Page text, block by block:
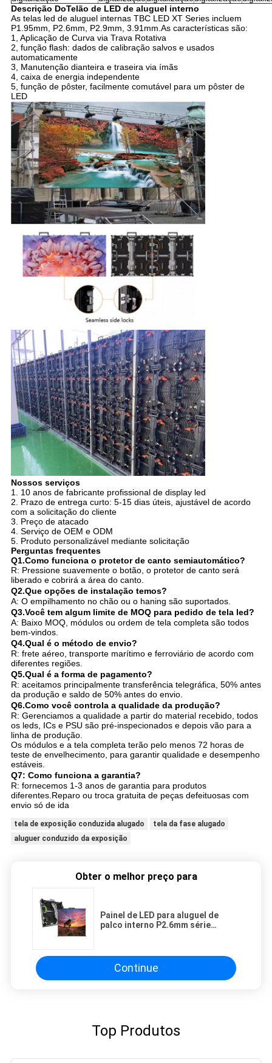
Descrição DoTelão de LED de aluguel interno
As telas led de aluguel internas TBC LED XT Series incluem
P1.95mm, P2.6mm, P2.9mm, 3.91mm.As características são:
1, Aplicação de Curva via Trava Rotativa
2, função flash: dados de calibração salvos e usados ​​
automaticamente
3, Manutenção dianteira e traseira via ímãs
4, caixa de energia independente
5, função de pôster, facilmente comutável para um pôster de
LED
Nossos serviços
1. 10 anos de fabricante profissional de display led
2. Prazo de entrega curto: 5-15 dias úteis, ajustável de acordo
com a solicitação do cliente
3. Preço de atacado
4. Serviço de OEM e ODM
5. Produto personalizável mediante solicitação
Perguntas frequentes
Q1.Como funciona o protetor de canto semiautomático?
R: Pressione suavemente o botão, o protetor de canto será
liberado e cobrirá a área do canto.
Q2.Que opções de instalação temos?
A: O empilhamento no chão ou o haning são suportados.
Q3.Você tem algum limite de MOQ para pedido de tela led?
A: Baixo MOQ, módulos ou ordem de tela completa são todos
bem-vindos.
Q4.Qual é o método de envio?
R: frete aéreo, transporte marítimo e ferroviário de acordo com
diferentes regiões.
Q5.Qual é a forma de pagamento?
R: aceitamos principalmente transferência telegráfica, 50% antes
da produção e saldo de 50% antes do envio.
Q6.Como você controla a qualidade da produção?
R: Gerenciamos a qualidade a partir do material recebido, todos
os leds, ICs e PSU são pré-inspecionados e depois vão para a
linha de produção.
Os módulos e a tela completa terão pelo menos 72 horas de
teste de envelhecimento, para garantir qualidade e desempenho
estáveis.
Q7: Como funciona a garantia?
R: fornecemos 1-3 anos de garantia para produtos
diferentes.Reparo ou troca gratuita de peças defeituosas com
envio só de ida
tela de exposição conduzida alugado
tela da fase alugado
aluguer conduzido da exposição
Obter o melhor preço para
Painel de LED para aluguel de
palco interno P2.6mm série
Continue
Top Produtos